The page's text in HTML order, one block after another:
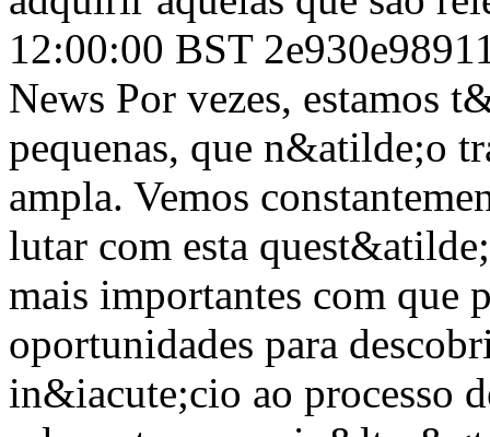
12:00:00 BST
News Por vezes, estamos
pequenas, que n&atilde;o
ampla. Vemos
lutar com esta
mais importantes com que
oportunidades para
in&iacute;cio ao processo